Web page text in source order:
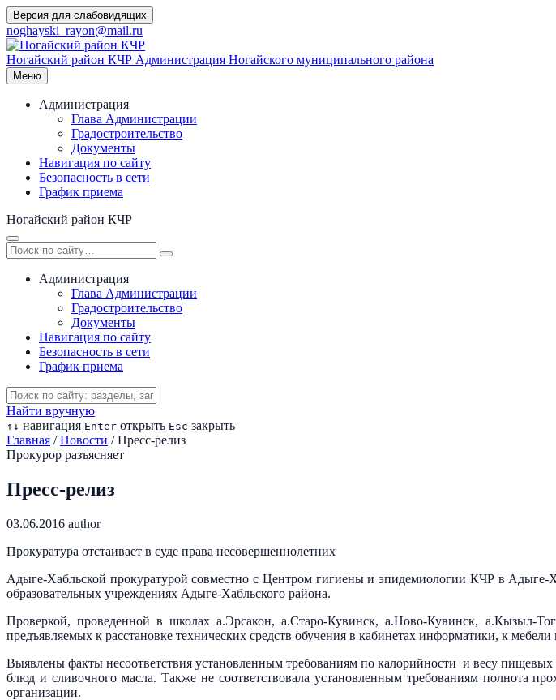
Перейти
к
содержимому
Версия для слабовидящих
noghayski_rayon@mail.ru
Ногайский район КЧР Администрация Ногайского муниципального района
Меню
Администрация
Глава Администрации
Градостроительство
Документы
Навигация по сайту
Безопасность в сети
График приема
Ногайский район КЧР
Администрация
Глава Администрации
Градостроительство
Документы
Навигация по сайту
Безопасность в сети
График приема
Найти вручную
↑ ↓ навигация Enter открыть Esc закрыть
Главная / Новости / Пресс-релиз
Прокурор разъясняет
Пресс-релиз
03.06.2016 author
Прокуратура отстаивает в суде права несовершеннолетних
Адыге-Хабльской прокуратурой совместно с Центром гигиены и эпидемиологии КЧР в Адыге-
образовательных учреждениях Адыге-Хабльского района.
Проверкой, проведенной в школах а.Эрсакон, а.Старо-Кувинск, а.Ново-Кувинск, а.Кызыл-
предъявляемых к расстановке технических средств обучения в кабинетах информатики, к
Выявлены факты несоответствия установленным требованиям по калорийности и весу
блюд и сливочного масла. Также не соответствовала установленным требованиям полнота
организации.